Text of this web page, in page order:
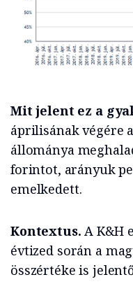
Mit jelent ez a
áprilisának végére
állománya
forintot, arányuk
emelkedett.
Kontextus. A K&H
évtized során a
összértéke is